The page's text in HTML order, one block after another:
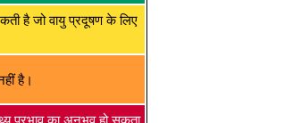
है जो वायु प्रदूषण के लिए
है।
प्रभाव का अनुभव हो सकता